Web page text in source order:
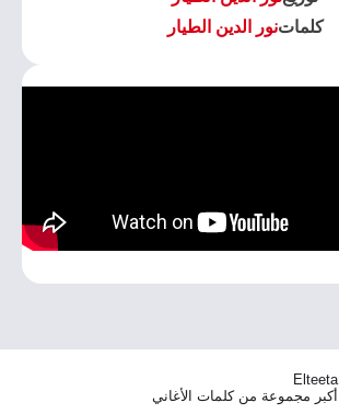
كلماتنور الدين الطيار
Elteeta
أكبر مجموعة من كلمات الأغاني